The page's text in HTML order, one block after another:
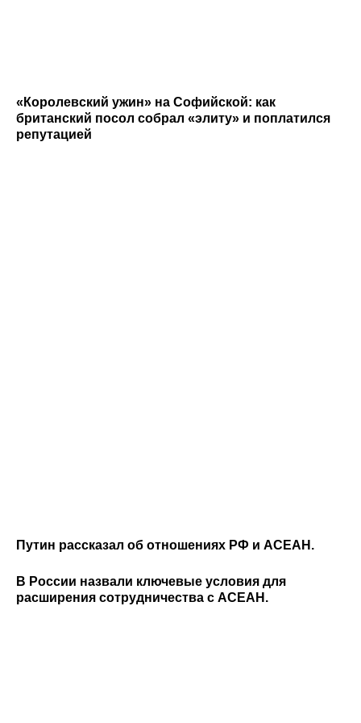
«Королевский ужин» на Софийской: как
британский посол собрал «элиту» и поплатился
репутацией
Путин рассказал об отношениях РФ и АСЕАН.
В России назвали ключевые условия для
расширения сотрудничества с АСЕАН.